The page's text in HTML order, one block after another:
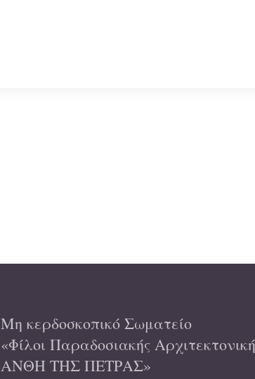
Μη κερδοσκοπικό Σωματείο
«Φίλοι Παραδοσιακής
ΑΝΘΗ ΤΗΣ ΠΕΤΡΑΣ»